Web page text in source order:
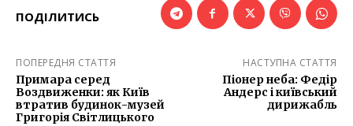
ПОДІЛИТИСЬ
ПОПЕРЕДНЯ СТАТТЯ
Примара серед
Воздвиженки: як Київ
втратив будинок-музей
Григорія Світлицького
НАСТУПНА СТАТТЯ
Піонер неба: Федір
Андерс і київський
дирижабль